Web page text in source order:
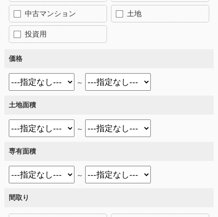
中古マンション 土地
投資用
価格
～
土地面積
～
専有面積
～
間取り